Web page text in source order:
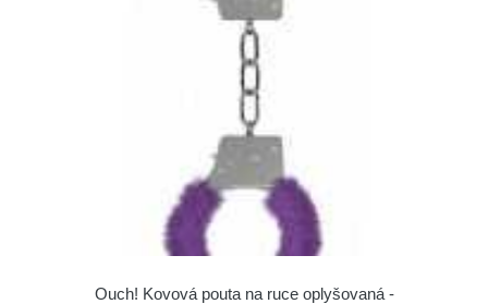
Ouch! Kovová pouta na ruce oplyšovaná -